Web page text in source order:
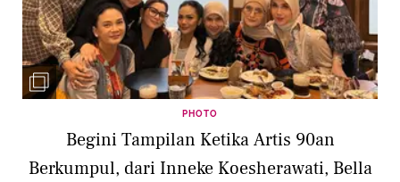
PHOTO
Begini Tampilan Ketika Artis 90an
Berkumpul, dari Inneke Koesherawati, Bella